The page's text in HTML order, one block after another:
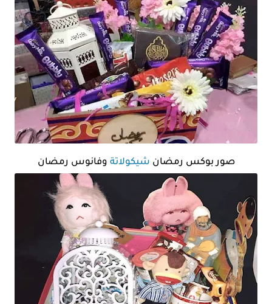
صور بوكس رمضان شيكولاتة وفانوس رمضان